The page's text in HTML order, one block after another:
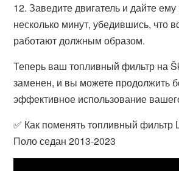
12. Заведите двигатель и дайте
несколько минут, убедившись, что
работают должным образом.
Теперь ваш топливный фильтр на
заменен, и вы можете продолжить
эффективное использование
✅ Как поменять топливный фильтр
Поло седан 2013-2023